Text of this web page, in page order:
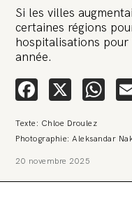
Si les villes
certaines régions
hospitalisations
année.
Facebook
X
Texte: Chloe Droulez
Photographie: Aleksandar
20 novembre 2025